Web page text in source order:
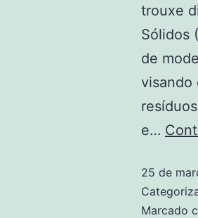
trouxe
Sólidos
de
visando
e…
25 de
Marcado